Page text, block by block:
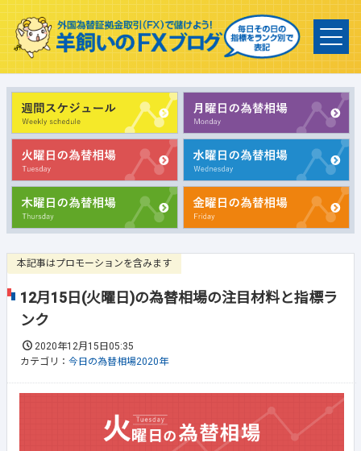
本記事はプロモーションを含みます
12月15日(火曜日)の為替相場の注目材料と指標ラ
ンク
2020年12月15日05:35
カテゴリ： 今日の為替相場2020年